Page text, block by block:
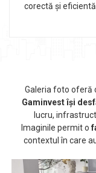
corectă și
Galeria foto oferă
Gaminvest își
lucru,
Imaginile permit o
contextul în care